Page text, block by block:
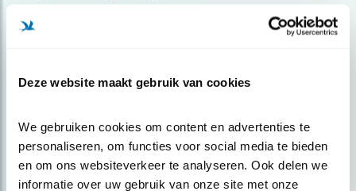
Deze website maakt gebruik van cookies
We gebruiken cookies om content en advertenties te
personaliseren, om functies voor social media te bieden
en om ons websiteverkeer te analyseren. Ook delen we
informatie over uw gebruik van onze site met onze
Meld je aan en ontvang nieuws, inspiratie, acties en tips
over vogels en activiteiten van Vogelbescherming.